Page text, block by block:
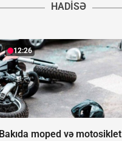
HADISƏ
12:26
Bakıda moped və motosiklet